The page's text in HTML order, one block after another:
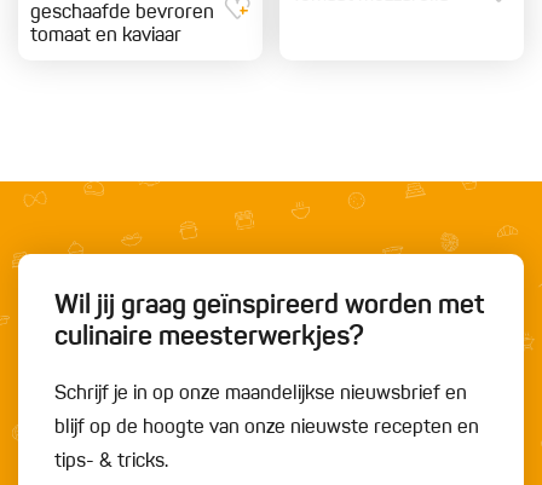
geschaafde bevroren
tomaat en kaviaar
Wil jij graag geïnspireerd worden met
culinaire meesterwerkjes?
Schrijf je in op onze maandelijkse nieuwsbrief en
blijf op de hoogte van onze nieuwste recepten en
tips- & tricks.